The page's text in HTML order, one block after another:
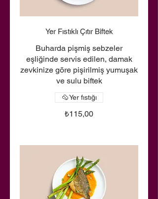
Yer Fıstıklı Çıtır Biftek
Buharda pişmiş sebzeler
eşliğinde servis edilen, damak
zevkinize göre pişirilmiş yumuşak
ve sulu biftek
₺115,00
Yer fıstığı